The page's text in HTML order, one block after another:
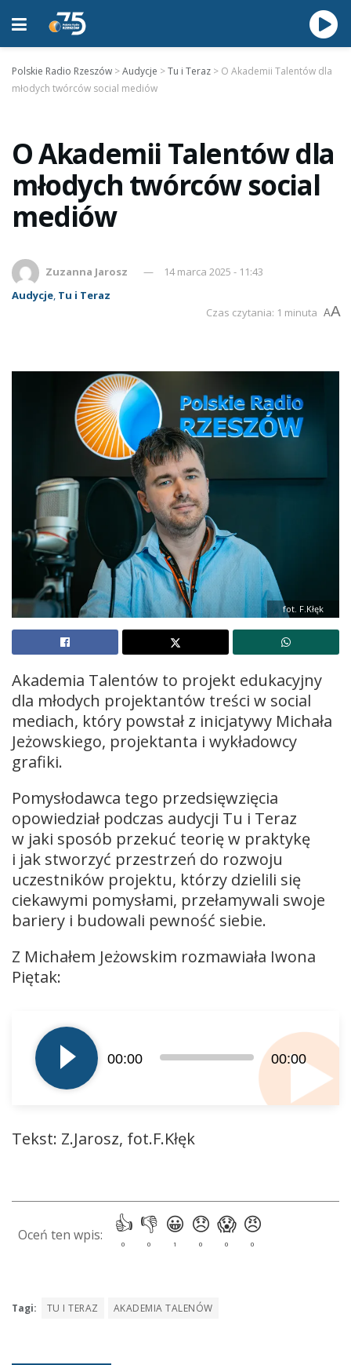
Polskie Radio Rzeszów >Audycje >Tu i Teraz > O Akademii Talentów dla
młodych twórców social mediów
O Akademii Talentów dla
młodych twórców social
mediów
Zuzanna Jarosz
14 marca 2025 - 11:43
Audycje, Tu i Teraz
Czas czytania: 1 minuta AA
fot. F.Kłęk
Akademia Talentów to projekt edukacyjny
dla młodych projektantów treści w social
mediach, który powstał z inicjatywy Michała
Jeżowskiego, projektanta i wykładowcy
grafiki.
Pomysłodawca tego przedsięwzięcia
opowiedział podczas audycji Tu i Teraz
w jaki sposób przekuć teorię w praktykę
i jak stworzyć przestrzeń do rozwoju
uczestników projektu, którzy dzielili się
ciekawymi pomysłami, przełamywali swoje
bariery i budowali pewność siebie.
Z Michałem Jeżowskim rozmawiała Iwona
Piętak:
plików
dźwiękowych
00:00 00:00
Tekst: Z.Jarosz, fot.F.Kłęk
Tagi: TU I TERAZ AKADEMIA TALENÓW